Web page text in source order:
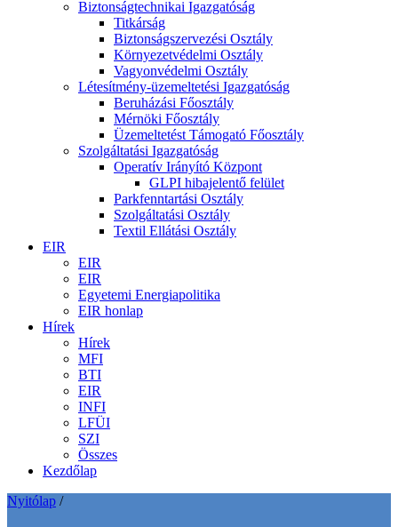
Biztonságtechnikai Igazgatóság
Titkárság
Biztonságszervezési Osztály
Környezetvédelmi Osztály
Vagyonvédelmi Osztály
Létesítmény-üzemeltetési Igazgatóság
Beruházási Főosztály
Mérnöki Főosztály
Üzemeltetést Támogató Főosztály
Szolgáltatási Igazgatóság
Operatív Irányító Központ
GLPI hibajelentő felület
Parkfenntartási Osztály
Szolgáltatási Osztály
Textil Ellátási Osztály
EIR
EIR
EIR
Egyetemi Energiapolitika
EIR honlap
Hírek
Hírek
MFI
BTI
EIR
INFI
LFÜI
SZI
Összes
Kezdőlap
Nyitólap /